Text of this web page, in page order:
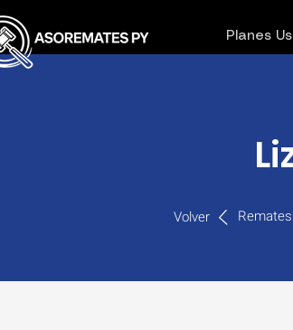
Planes
Volver